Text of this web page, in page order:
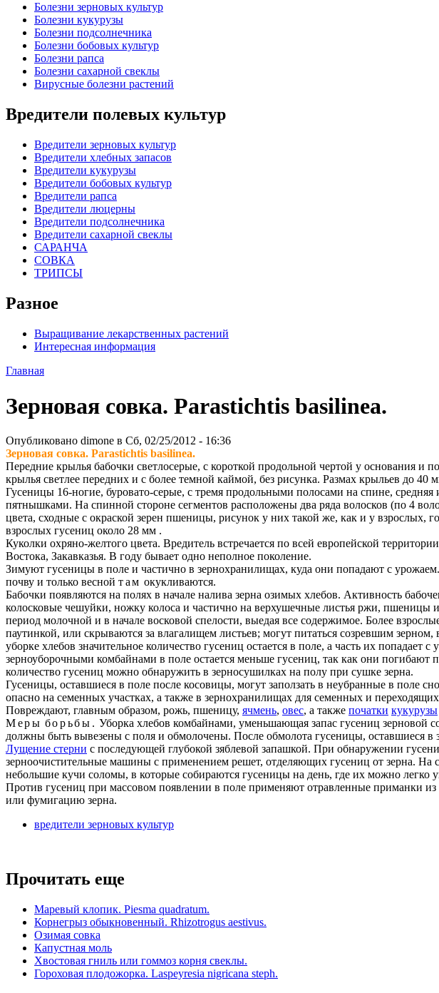
Болезни зерновых культур
Болезни кукурузы
Болезни подсолнечника
Болезни бобовых культур
Болезни рапса
Болезни сахарной свеклы
Вирусные болезни растений
Вредители полевых культур
Вредители зерновых культур
Вредители хлебных запасов
Вредители кукурузы
Вредители бобовых культур
Вредители рапса
Вредители люцерны
Вредители подсолнечника
Вредители сахарной свеклы
САРАНЧА
СОВКА
ТРИПСЫ
Разное
Выращивание лекарственных растений
Интересная информация
Главная
Зерновая совка. Parastichtis basilinea.
Опубликовано dimone в Сб, 02/25/2012 - 16:36
Зерновая совка. Parastichtis basilinea.
Передние крылья бабочки светлосерые, с короткой продольной чер­той у основания и
крылья светлее передних и с более темной каймой, без рисунка. Размах крыльев до 40
Гусеницы 16-ногие, буровато-серые, с тремя продольными полосами на спине, средняя
пятнышками. На спинной стороне сегментов расположены два ряда волосков (по 4
цвета, сходные с окраской зерен пшеницы, рисунок у них та­кой же, как и у взрослых,
взрослых гусениц около 28 мм .
Куколки охряно-желтого цвета. Вредитель встречается по всей евро­пейской
Востока, Закавказья. В году бывает одно неполное поколение.
Зимуют гусеницы в поле и частично в зернохранилищах, куда они попадают с
почву и только весной там окукливаются.
Бабочки появляются на полях в начале налива зерна озимых хлебов. Активность
колосковые чешуйки, ножку колоса и частично на верхушечные листья ржи,
период молочной и в начале восковой спелости, выедая все содержимое. Более
паутинкой, или скрываются за влагалищем листьев; могут питаться созревшим
уборке хлебов значительное количество гусениц остается в поле, а часть их
зерноуборочными комбайнами в поле остается меньше гусениц, так как они поги­бают
количество гусениц можно обнаружить в зерносушилках на полу при сушке зерна.
Гусеницы, оставшиеся в поле после косовицы, могут заползать в не­убранные в поле
опасно на семенных участках, а также в зернохранилищах для се­менных и
Повреждают, главным образом, рожь, пшеницу, ячмень, овес, а также початки кукурузы
Меры борьбы. Уборка хлебов комбайнами, уменьшающая запас гусениц зерновой
должны быть вывезены с поля и обмолочены. После обмолота гусеницы, оставшиеся в
Лущение стерни с последующей глубокой зяблевой запашкой. При обнаружении
зерноочистительные машины с применением решет, отделяющих гусениц от зерна. На
небольшие кучи соломы, в которые собираются гусеницы на день, где их можно легко
Против гусениц при массовом появлении в поле применяют отравлен­ные приманки
или фумигацию зерна.
вредители зерновых культур
Прочитать еще
Маревый клопик. Piesma quadratum.
Корнегрыз обыкновенный. Rhizotrogus aestivus.
Озимая совка
Капустная моль
Хвостовая гниль или гоммоз корня свеклы.
Гороховая плодожорка. Laspeyresia nigricana steph.